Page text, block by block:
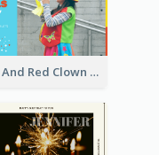
Blue And Red Clown Photo April Fools Day Postcard